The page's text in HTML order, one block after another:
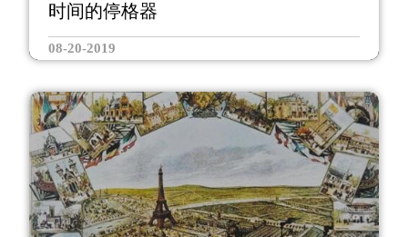
时间的停格器
08-20-2019